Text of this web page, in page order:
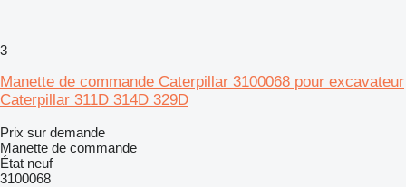
3
Manette de commande Caterpillar 3100068 pour excavateur
Caterpillar 311D 314D 329D
Prix sur demande
Manette de commande
État neuf
3100068